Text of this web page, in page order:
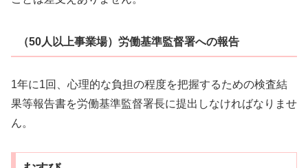
（50人以上事業場）労働基準監督署への報告
1年に1回、心理的な負担の程度を把握するための検査結
果等報告書を労働基準監督署長に提出しなければなりませ
ん。